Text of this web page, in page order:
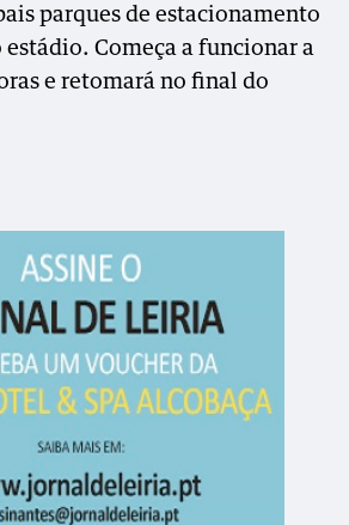
parques de estacionamento
Começa a funcionar a
e retomará no final do